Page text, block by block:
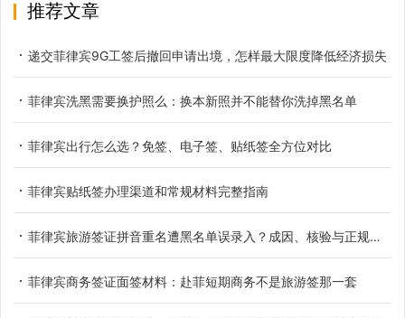
推荐文章
递交菲律宾9G工签后撤回申请出境，怎样最大限度降低经济损失
菲律宾洗黑需要换护照么：换本新照并不能替你洗掉黑名单
菲律宾出行怎么选？免签、电子签、贴纸签全方位对比
菲律宾贴纸签办理渠道和常规材料完整指南
菲律宾旅游签证拼音重名遭黑名单误录入？成因、核验与正规解决办法
菲律宾商务签证面签材料：赴菲短期商务不是旅游签那一套